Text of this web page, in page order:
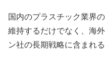
国内のプラスチック業界
維持するだけでなく、海
ン社の長期戦略に含まれる